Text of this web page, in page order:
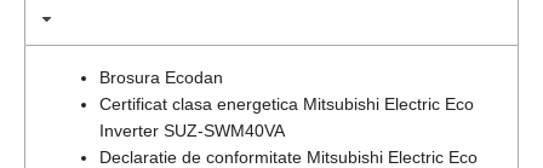
Brosura Ecodan
Certificat clasa energetica Mitsubishi Electric Eco
Inverter SUZ-SWM40VA
Declaratie de conformitate Mitsubishi Electric Eco